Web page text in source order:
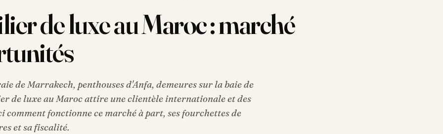
de luxe au Maroc : marché
de Marrakech, penthouses d'Anfa, demeures sur la baie de
de luxe au Maroc attire une clientèle internationale et des
comment fonctionne ce marché à part, ses fourchettes de
et sa fiscalité.